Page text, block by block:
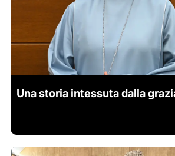
Una storia intessuta dalla